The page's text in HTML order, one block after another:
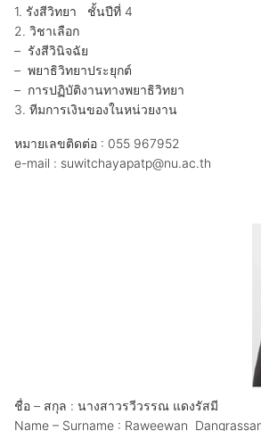
1. รังสีวิทยา ชั้นปีที่ 4
2. วิชาเลือก
– รังสีวินิจฉัย
– พยาธิวิทยาประยุกต์
– การปฏิบัติงานทางพยาธิวิทยา
3. ทีมการเงินของในหน่วยงาน
หมายเลขติดต่อ : 055 967952
e-mail : suwitchayapatp@nu.ac.th
ชื่อ – สกุล : นางสาวรวีวรรณ แดงรัสมี
Name – Surname : Raweewan